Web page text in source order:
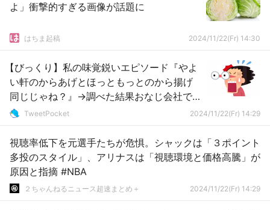
よ」衝撃的すぎる画像が話題に
はちま起稿 2024/11/22(Fr) 14:30
【びっくり】私の味覚鋭いエピソード『やよ
い軒のからあげとほっともっとのから揚げ
同じじゃね？』→調べた結果おなじ会社で
したTweetPocket 2024/11/22(Fr) 14:29
視聴率低下を元選手たちが危惧。シャックは「３ポイント
多投のスタイル」、アリナスは「視聴環境と価格高騰」が
原因と指摘 #NBA
２ちゃんねるニュース超速まとめ＋ 2024/11/22(Fr) 14:29